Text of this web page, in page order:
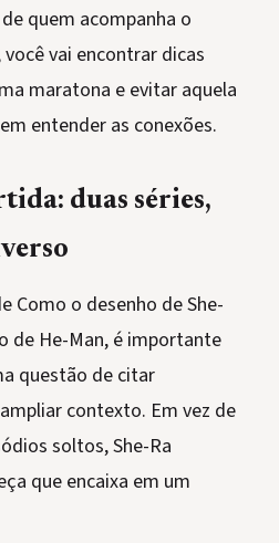
quem acompanha o
vai encontrar dicas
maratona e evitar aquela
entender as conexões.
duas séries,
Como o desenho de She-
de He-Man, é importante
questão de citar
contexto. Em vez de
soltos, She-Ra
que encaixa em um